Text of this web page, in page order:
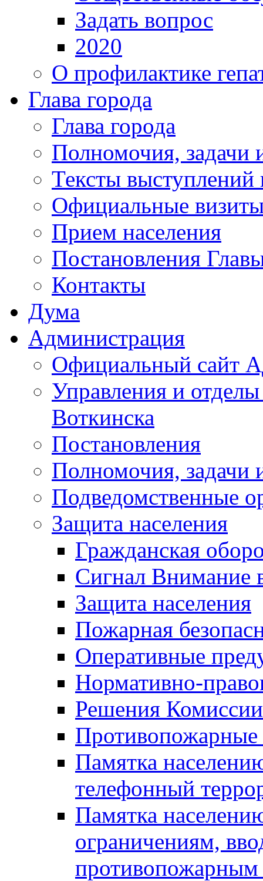
Задать вопрос
2020
О профилактике
Глава города
Глава города
Полномочия, задачи
Тексты выступлений
Официальные
Прием населения
Постановления
Контакты
Дума
Администрация
Официальный сайт
Управления и
Воткинска
Постановления
Полномочия, задачи
Подведомственные
Защита населения
Гражданская
Сигнал Внимание
Защита населения
Пожарная
Оперативные
Нормативно-
Решения
Противопожарные
Памятка
телефонный
Памятка
ограничениям,